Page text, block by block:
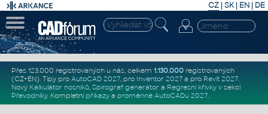
CZ | SK| EN | DE
Přes 123.000 registrovaných u nás, celkem 1.130.000registrovaných
(CZ+EN). Tipy pro AutoCAD 2027, pro Inventor 2027a pro Revit 2027.
Nový Kalkulátor nosníků, Spirograf generátor a Regresní křivkyv sekci
Převodníky. Kompletní příkazya proměnné AutoCADu 2027.